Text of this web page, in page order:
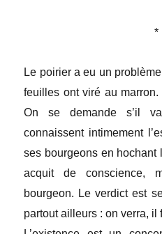
*
Le poirier a eu un
feuilles ont viré au marron.
On se demande s’il
connaissent intimement
ses bourgeons en hochant
acquit de conscience,
bourgeon. Le verdict est
partout ailleurs : on verra, il